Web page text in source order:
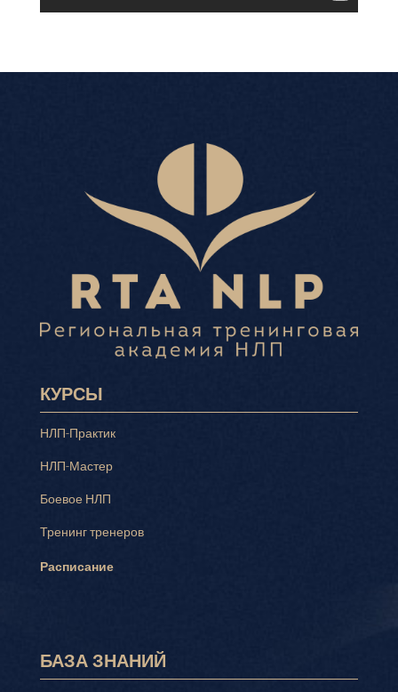
КУРСЫ
НЛП-Практик
НЛП-Мастер
Боевое НЛП
Тренинг тренеров
Расписание
БАЗА ЗНАНИЙ